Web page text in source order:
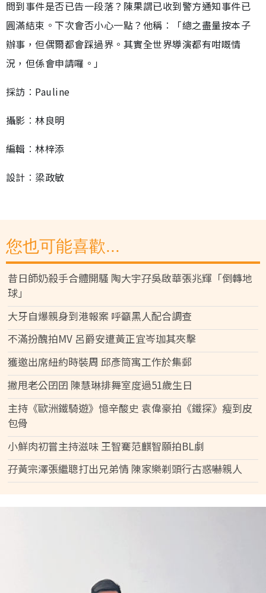
問到事件是否已告一段落？陳果謂已收到警方通知事件已
圓滿結束。下次會否小心一點？他稱︰「總之盡量按本子
辦事，但偶爾都會踩過界。其實全世界導演都有咁嘅情
況，但係會申請囉。」
採訪︰Pauline
攝影︰林良明
編輯︰林梓添
設計︰梁政敏
您也可能喜歡...
昔日師奶殺手合體開騷 陶大宇孖吳啟華張兆輝「倒轉地
球」
大牙自爆親身到港報案 呼籲黑人配合調查
不滿扮醜拍MV 呂爵安遭黃正宜岑珈其夾擊
獲邀出席紐約時裝周 邱彥筒寓工作於集郵
撇甩老公囝囝 陳慧琳排舞室度過51歲生日
主持《歐洲鐵騎遊》憶辛酸史 袁偉豪拍《鐵探》瘦到皮
包骨
小鮮肉初嘗主持滋味 王智騫范麒智願拍BL劇
孖黃宗澤張繼聰打出兄弟情 陳家樂剃頭行古惑嚇親人